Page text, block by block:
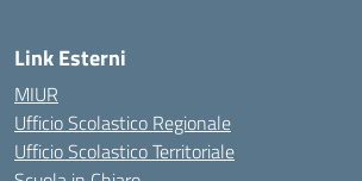
Link Esterni
MIUR
Ufficio Scolastico Regionale
Ufficio Scolastico Territoriale